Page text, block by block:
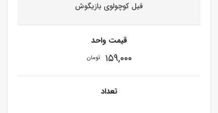
فیل کوچولوی بازیگوش
۱۵۹,۰۰۰ تومان